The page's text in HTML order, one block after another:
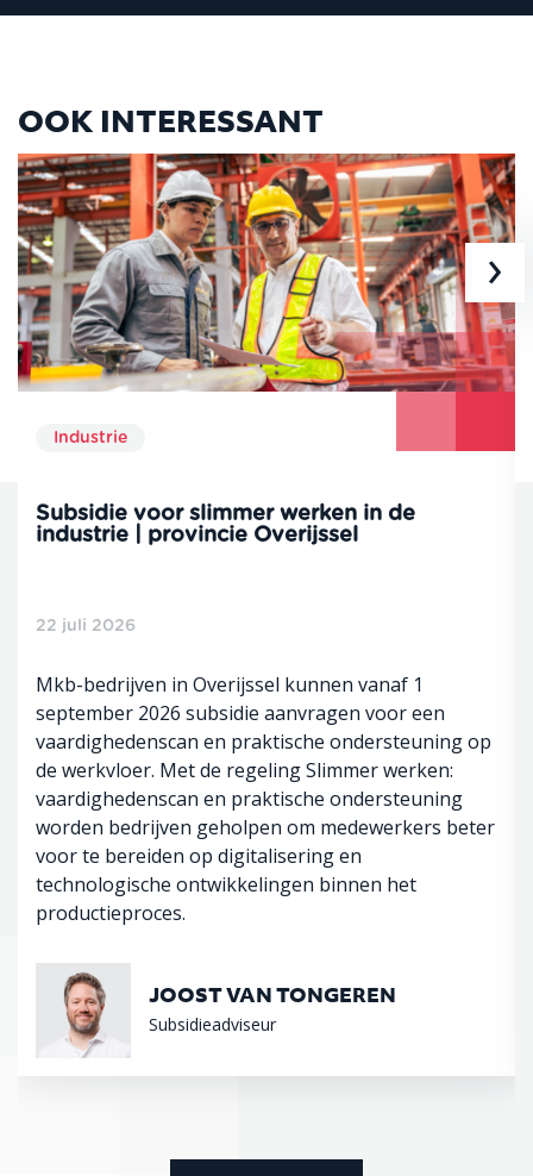
OOK INTERESSANT
Industrie
Subsidie voor slimmer werken in de
industrie | provincie Overijssel
22 juli 2026
Mkb-bedrijven in Overijssel kunnen vanaf 1
september 2026 subsidie aanvragen voor een
vaardighedenscan en praktische ondersteuning op
de werkvloer. Met de regeling Slimmer werken:
vaardighedenscan en praktische ondersteuning
worden bedrijven geholpen om medewerkers beter
voor te bereiden op digitalisering en
technologische ontwikkelingen binnen het
productieproces.
JOOST VAN TONGEREN
Subsidieadviseur
›